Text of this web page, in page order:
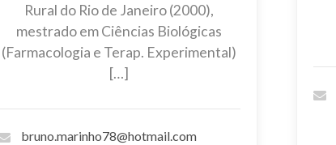
Rural do Rio de Janeiro (2000),
mestrado em Ciências Biológicas
(Farmacologia e Terap. Experimental)
[…]
bruno.marinho78@hotmail.com